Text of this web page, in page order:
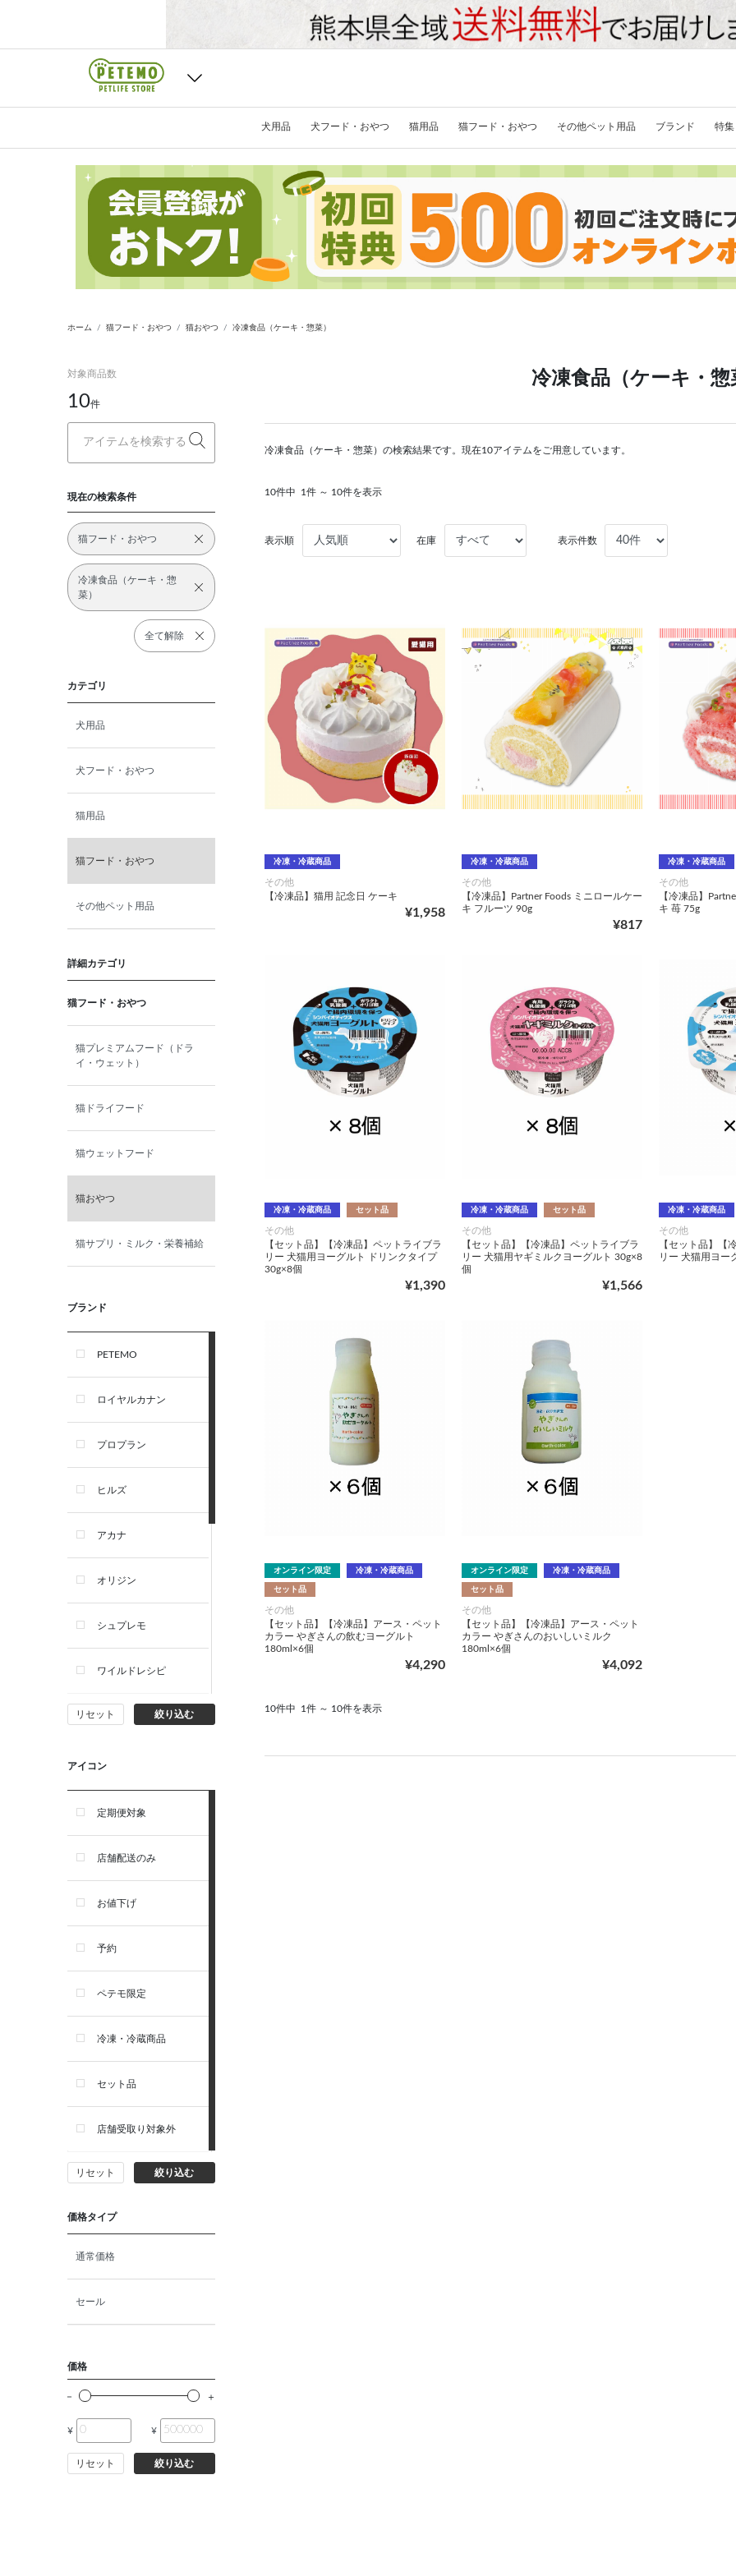
犬用品 犬フード・おやつ 猫用品 猫フード・おやつ その他ペット用品 ブランド 特集
ホーム 猫フード・おやつ 猫おやつ 冷凍食品（ケーキ・惣菜）
対象商品数
10件
現在の検索条件
猫フード・おやつ
冷凍食品（ケーキ・惣
菜）
全て解除
カテゴリ
犬用品
犬フード・おやつ
猫用品
猫フード・おやつ
その他ペット用品
詳細カテゴリ
猫フード・おやつ
猫プレミアムフード（ドラ
イ・ウェット）
猫ドライフード
猫ウェットフード
猫おやつ
猫サプリ・ミルク・栄養補給
ブランド
PETEMO
ロイヤルカナン
プロプラン
ヒルズ
アカナ
オリジン
シュプレモ
ワイルドレシピ
ナチュラルチョイス
ウェルネス
アーテミス
セレクトバランス
リガロ
ソルビダ
フィジカライフ
リセット 絞り込む
アイコン
定期便対象
店舗配送のみ
お値下げ
予約
ペテモ限定
冷凍・冷蔵商品
セット品
店舗受取り対象外
リセット 絞り込む
価格タイプ
通常価格
セール
価格
¥ ¥
リセット 絞り込む
冷凍食品（ケーキ・惣
冷凍食品（ケーキ・惣菜）の検索結果です。現在10アイテムをご用意しています。
10件中 1件 ～ 10件を表示
表示順 在庫 表示件数
冷凍・冷蔵商品
その他
【冷凍品】猫用 記念日 ケーキ
¥1,958
冷凍・冷蔵商品
その他
【冷凍品】Partner Foods ミニロールケー
キ フルーツ 90g
¥817
冷凍・冷蔵商品
その他
【冷凍品】
キ 苺 75g
冷凍・冷蔵商品 セット品
その他
【セット品】【冷凍品】ペットライブラ
リー 犬猫用ヨーグルト ドリンクタイプ
30g×8個
¥1,390
冷凍・冷蔵商品 セット品
その他
【セット品】【冷凍品】ペットライブラ
リー 犬猫用ヤギミルクヨーグルト 30g×8
個
¥1,566
冷凍・冷蔵商品
その他
【セット品】【
リー 犬猫用ヨー
オンライン限定 冷凍・冷蔵商品
セット品
その他
【セット品】【冷凍品】アース・ペット
カラー やぎさんの飲むヨーグルト
180ml×6個
¥4,290
オンライン限定 冷凍・冷蔵商品
セット品
その他
【セット品】【冷凍品】アース・ペット
カラー やぎさんのおいしいミルク
180ml×6個
¥4,092
10件中 1件 ～ 10件を表示